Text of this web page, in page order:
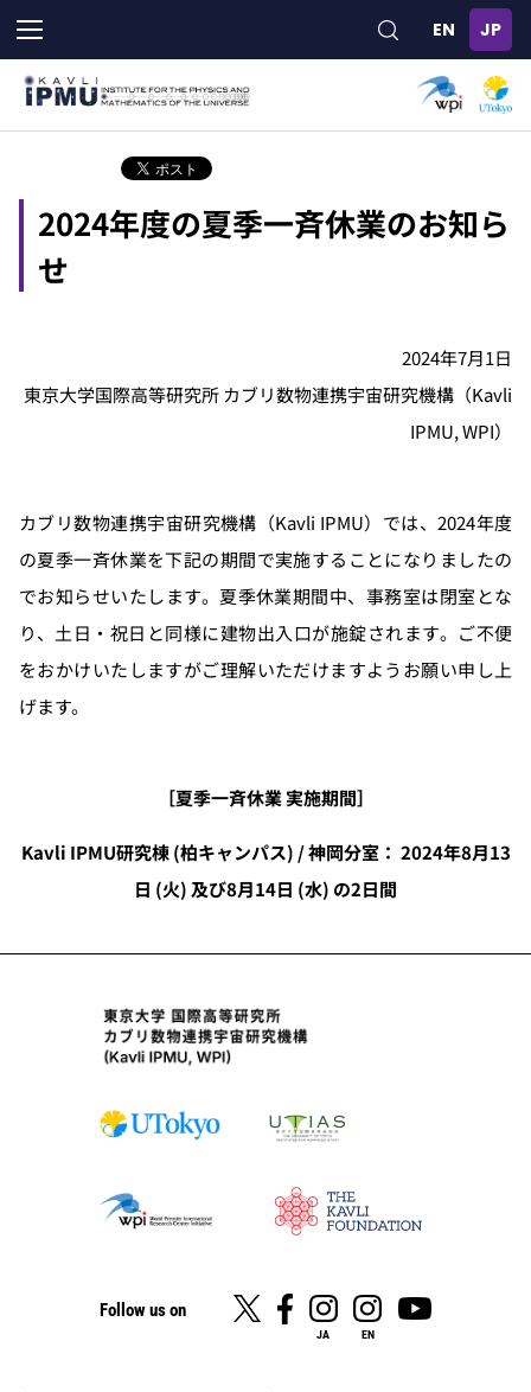
メ
イ
ン
2024年度の夏季一斉休業のお知ら
せ
2024年7月1日
東京大学国際高等研究所 カブリ数物連携宇宙研究機構（Kavli
IPMU, WPI）
カブリ数物連携宇宙研究機構（Kavli IPMU）では、2024年度
の夏季一斉休業を下記の期間で実施することになりましたの
でお知らせいたします。夏季休業期間中、事務室は閉室とな
り、土日・祝日と同様に建物出入口が施錠されます。ご不便
をおかけいたしますがご理解いただけますようお願い申し上
げます。
［夏季一斉休業 実施期間］
Kavli IPMU研究棟 (柏キャンパス) / 神岡分室： 2024年8月13
日 (火) 及び8月14日 (水) の2日間
Follow us on
JA EN